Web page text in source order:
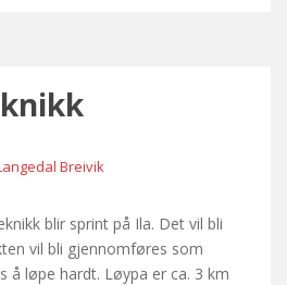
Breivik
blir sprint på Ila. Det vil bli
vil bli gjennomføres som
å løpe hardt. Løypa er ca. 3 km